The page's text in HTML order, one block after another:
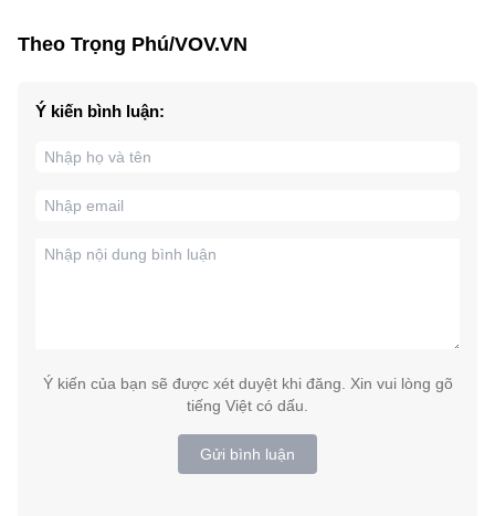
Theo Trọng Phú/VOV.VN
Ý kiến bình luận:
Ý kiến của bạn sẽ được xét duyệt khi đăng. Xin vui lòng gõ
tiếng Việt có dấu.
Gửi bình luận